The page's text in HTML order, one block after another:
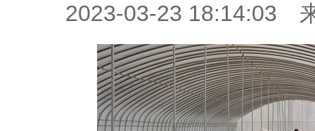
2023-03-23 18:14:03